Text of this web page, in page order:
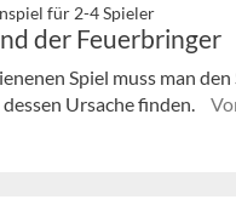
für 2-4 Spieler
der Feuerbringer
Spiel muss man
Ursache finden.